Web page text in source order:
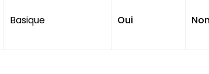
Basique Oui Non